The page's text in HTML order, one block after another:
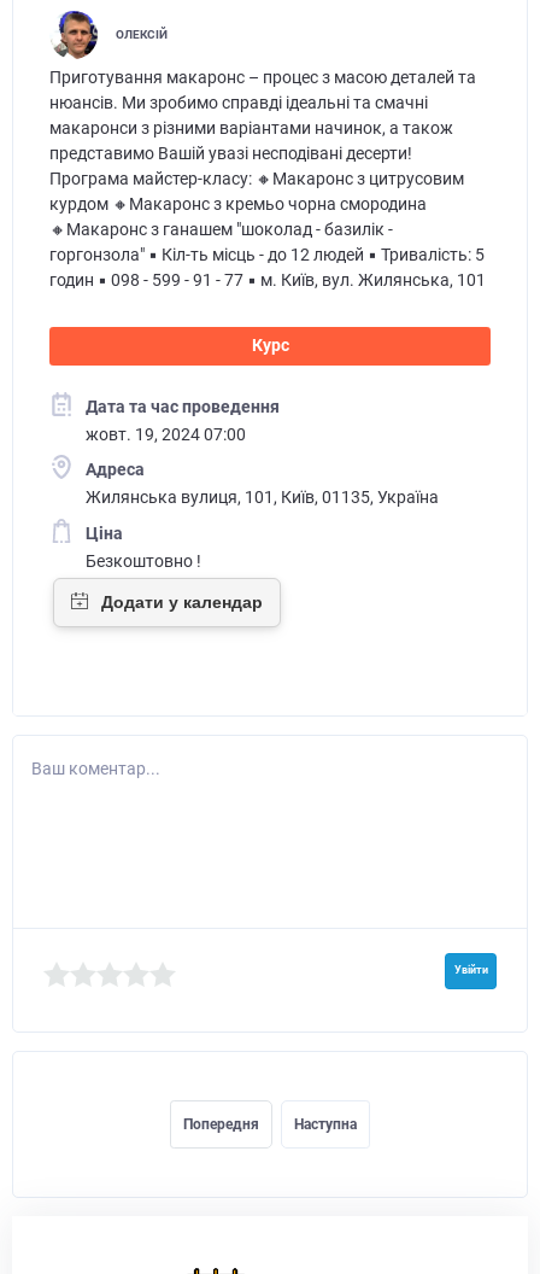
ОЛЕКСІЙ
Приготування макаронс – процес з масою деталей та
нюансів. Ми зробимо справді ідеальні та смачні
макаронси з різними варіантами начинок, а також
представимо Вашій увазі несподівані десерти!
Програма майстер-класу: 🔸Макаронс з цитрусовим
курдом 🔸Макаронс з кремьо чорна смородина
🔸Макаронс з ганашем "шоколад - базилік -
горгонзола" ▪️ Кіл-ть місць - до 12 людей ▪️ Тривалість: 5
годин ▪️ 098 - 599 - 91 - 77 ▪️ м. Київ, вул. Жилянська, 101
Курс
Дата та час проведення
жовт. 19, 2024 07:00
Адреса
Жилянська вулиця, 101, Київ, 01135, Україна
Ціна
Безкоштовно !
Ваш коментар...
Увійти
Попередня Наступна